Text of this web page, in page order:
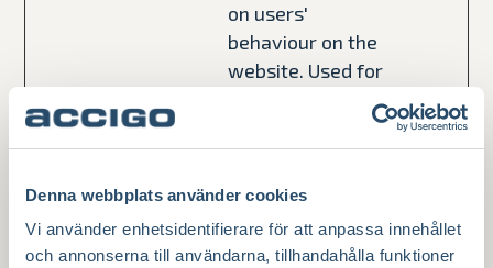
Denna webbplats använder cookies
Vi använder enhetsidentifierare för att anpassa innehållet
och annonserna till användarna, tillhandahålla funktioner
on users'
behaviour on the
website. Used for
internal analytics
operator.
hjActiveV
iewportId
s
Hotjar
This cookie
contains an ID
string on the
ndig